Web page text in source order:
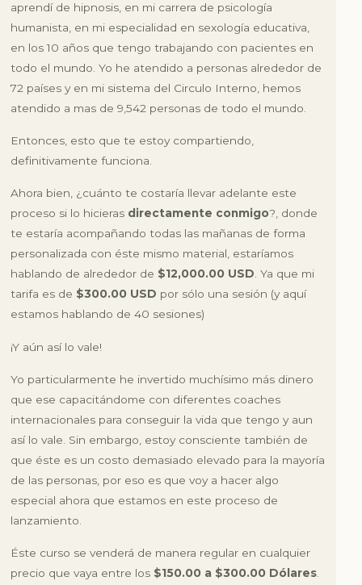
aprendí de hipnosis, en mi carrera de psicología
humanista, en mi especialidad en sexología educativa,
en los 10 años que tengo trabajando con pacientes en
todo el mundo. Yo he atendido a personas alrededor de
72 países y en mi sistema del Circulo Interno, hemos
atendido a mas de 9,542 personas de todo el mundo.
Entonces, esto que te estoy compartiendo,
definitivamente funciona.
Ahora bien, ¿cuánto te costaría llevar adelante este
proceso si lo hicieras directamente conmigo?, donde
te estaría acompañando todas las mañanas de forma
personalizada con éste mismo material, estaríamos
hablando de alrededor de $12,000.00 USD. Ya que mi
tarifa es de $300.00 USD por sólo una sesión (y aquí
estamos hablando de 40 sesiones)
¡Y aún así lo vale!
Yo particularmente he invertido muchísimo más dinero
que ese capacitándome con diferentes coaches
internacionales para conseguir la vida que tengo y aun
así lo vale. Sin embargo, estoy consciente también de
que éste es un costo demasiado elevado para la mayoría
de las personas, por eso es que voy a hacer algo
especial ahora que estamos en este proceso de
lanzamiento.
Éste curso se venderá de manera regular en cualquier
precio que vaya entre los $150.00 a $300.00 Dólares